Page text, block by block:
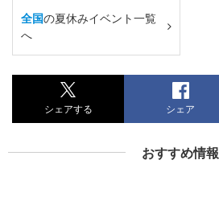
全国の夏休みイベント一覧
へ
シェアする シェア
おすすめ情報